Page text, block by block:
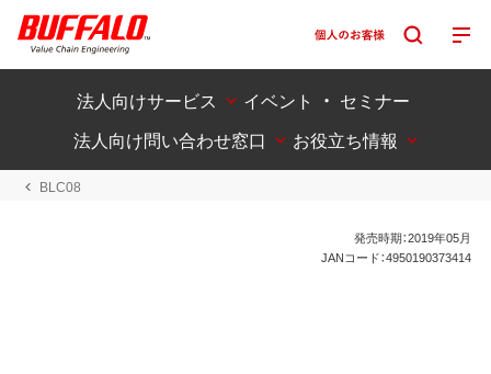
法人向けサービス
イベント ・ セミナー
法人向け問い合わせ窓口
お役立ち情報
BLC08
発売時期：2019年05月
JANコード：4950190373414